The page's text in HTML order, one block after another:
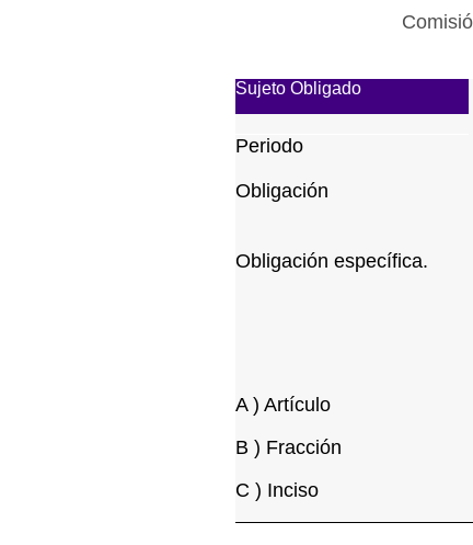
Sujeto Obligado
Periodo
Obligación
Obligación específica.
A ) Artículo
B ) Fracción
C ) Inciso